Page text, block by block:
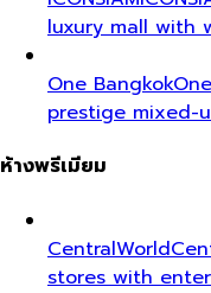
luxury mall with
One Bangkok
prestige mixed-
ห้างพรีเมียม
CentralWorld
stores with